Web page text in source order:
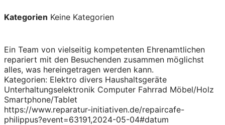
Kategorien Keine Kategorien
Ein Team von vielseitig kompetenten Ehrenamtlichen
repariert mit den Besuchenden zusammen möglichst
alles, was hereingetragen werden kann.
Kategorien: Elektro divers Haushaltsgeräte
Unterhaltungselektronik Computer Fahrrad Möbel/Holz
Smartphone/Tablet
https://www.reparatur-initiativen.de/repaircafe-
philippus?event=63191,2024-05-04#datum